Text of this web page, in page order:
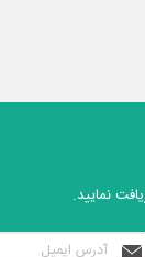
نمایید.